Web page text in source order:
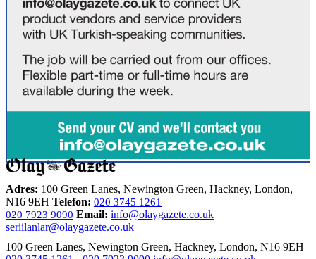
Adres: 100 Green Lanes, Newington Green, Hackney, London,
N16 9EH Telefon: 020 3745 1261
020 7923 9090 Email: info@olaygazete.co.uk
seriilanlar@olaygazete.co.uk
100 Green Lanes, Newington Green, Hackney, London, N16 9EH